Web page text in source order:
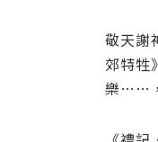
敬天謝
郊特牲
樂……